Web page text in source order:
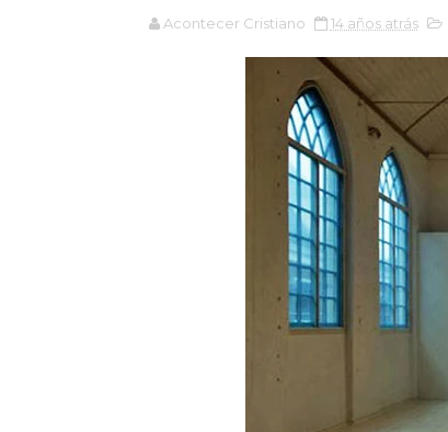
Acontecer Cristiano 14 años atrás